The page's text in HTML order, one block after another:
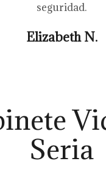
seguridad.
Elizabeth N.
Seria